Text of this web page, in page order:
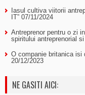
Iasul cultiva viitorii
IT” 07/11/2024
Antreprenor pentru o zi
spiritului antreprenorial
O companie britanica isi
20/12/2023
NE GASITI AICI: